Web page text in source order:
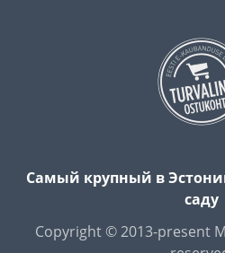
Самый крупный в
саду
Copyright © 2013-present